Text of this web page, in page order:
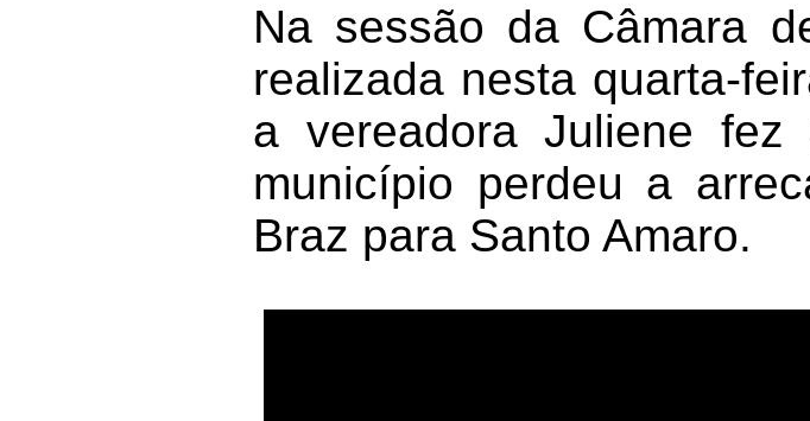
Na sessão da Câmara
realizada nesta quarta-
a vereadora Juliene fez
município perdeu a
Braz para Santo Amaro.